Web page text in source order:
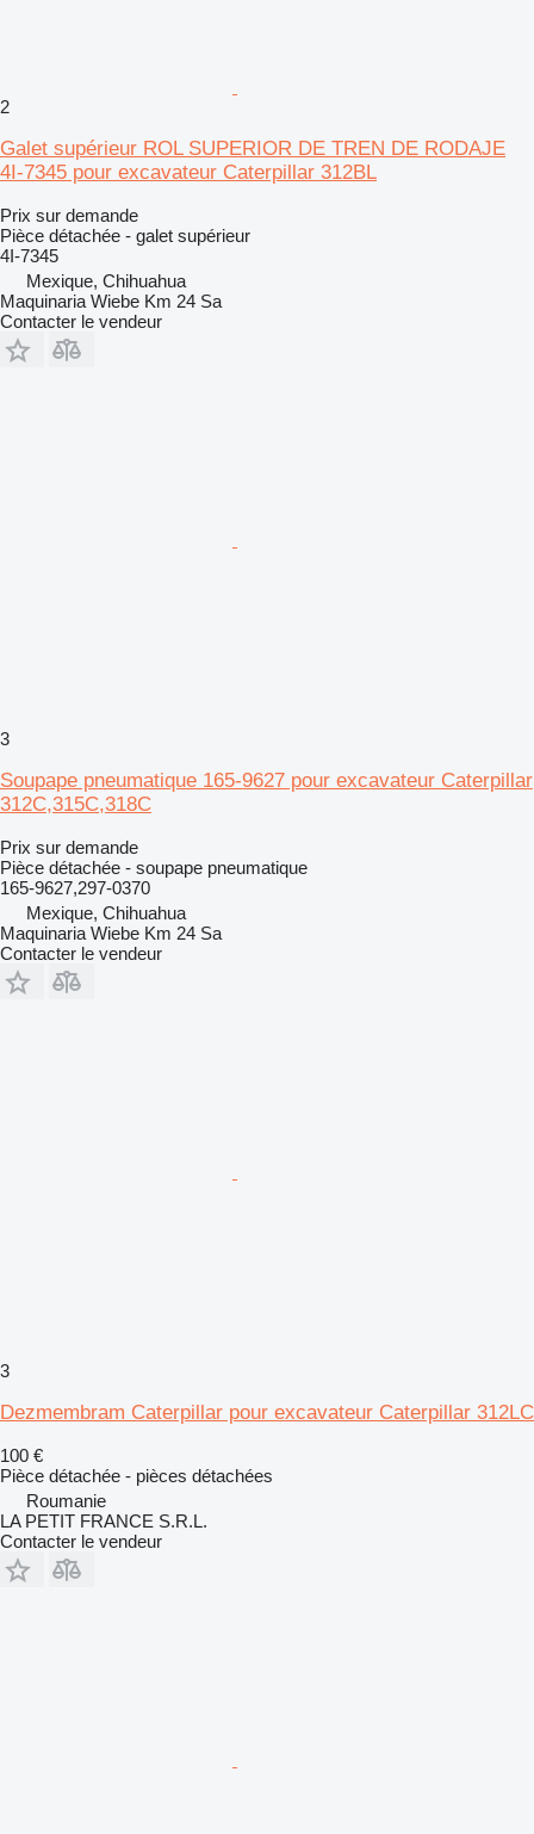
2
Galet supérieur ROL SUPERIOR DE TREN DE RODAJE
4I-7345 pour excavateur Caterpillar 312BL
Prix sur demande
Pièce détachée - galet supérieur
4I-7345
Mexique, Chihuahua
Maquinaria Wiebe Km 24 Sa
Contacter le vendeur
3
Soupape pneumatique 165-9627 pour excavateur Caterpillar
312C,315C,318C
Prix sur demande
Pièce détachée - soupape pneumatique
165-9627,297-0370
Mexique, Chihuahua
Maquinaria Wiebe Km 24 Sa
Contacter le vendeur
3
Dezmembram Caterpillar pour excavateur Caterpillar 312LC
100 €
Pièce détachée - pièces détachées
Roumanie
LA PETIT FRANCE S.R.L.
Contacter le vendeur